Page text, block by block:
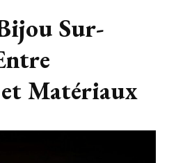
Sur-
Matériaux